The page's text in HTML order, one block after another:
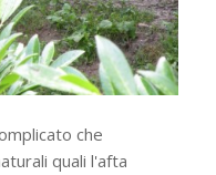
che
quali l'afta